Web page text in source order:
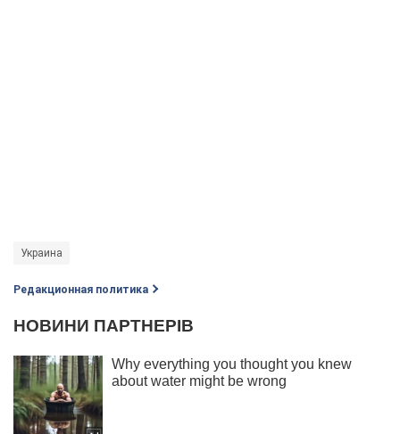
Украина
Редакционная политика